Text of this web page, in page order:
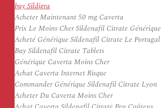
buy Sildigra
Acheter Maintenant 50 mg Caverta
Prix Le Moins Cher Sildenafil Citrate Générique
Acheté Générique Sildenafil Citrate Le Portugal
Buy Sildenafil Citrate Tablets
Générique Caverta Moins Cher
Achat Caverta Internet Risque
Commander Générique Sildenafil Citrate Lyon
Acheter Du Caverta Moins Cher